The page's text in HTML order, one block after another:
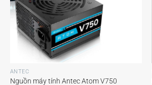
ANTEC
Nguồn máy tính Antec Atom V750